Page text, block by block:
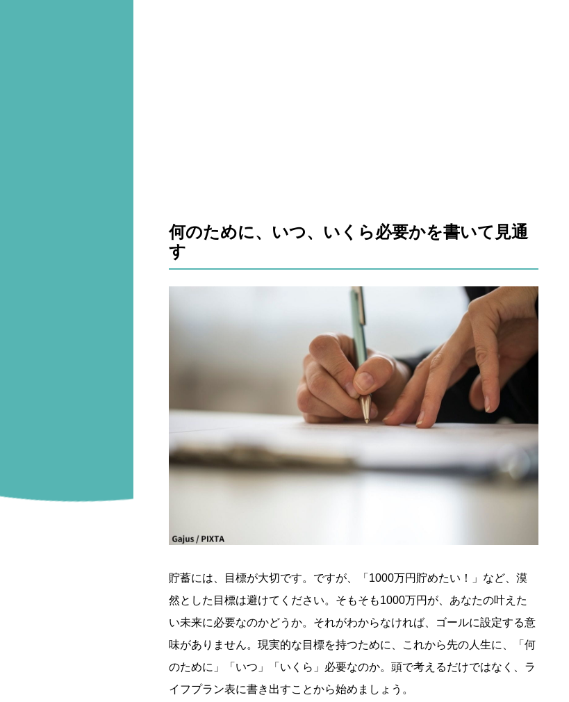
何のために、いつ、いくら必要かを書いて見通
す
貯蓄には、目標が大切です。ですが、「1000万円貯めたい！」など、漠
然とした目標は避けてください。そもそも1000万円が、あなたの叶えた
い未来に必要なのかどうか。それがわからなければ、ゴールに設定する意
味がありません。現実的な目標を持つために、これから先の人生に、「何
のために」「いつ」「いくら」必要なのか。頭で考えるだけではなく、ラ
イフプラン表に書き出すことから始めましょう。